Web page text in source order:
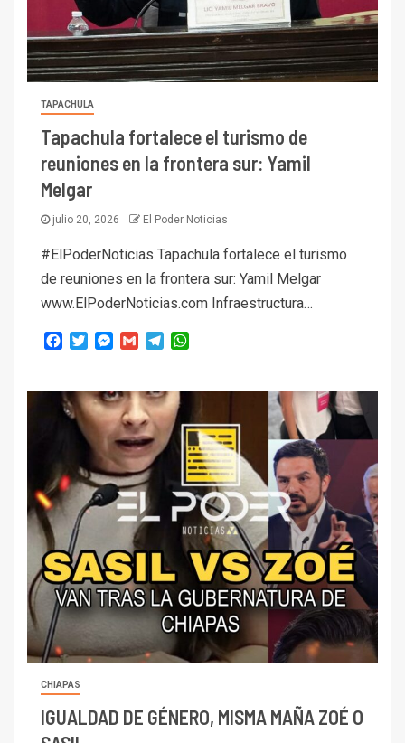
TAPACHULA
Tapachula fortalece el turismo de
reuniones en la frontera sur: Yamil
Melgar
julio 20, 2026 El Poder Noticias
#ElPoderNoticias Tapachula fortalece el turismo
de reuniones en la frontera sur: Yamil Melgar
www.ElPoderNoticias.com Infraestructura…
Facebook
TwitterMessenger
Gmail Telegram
CHIAPAS
IGUALDAD DE GÉNERO, MISMA MAÑA ZOÉ O